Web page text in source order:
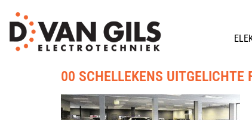
00 SCHELLEKENS UITGELICHTE